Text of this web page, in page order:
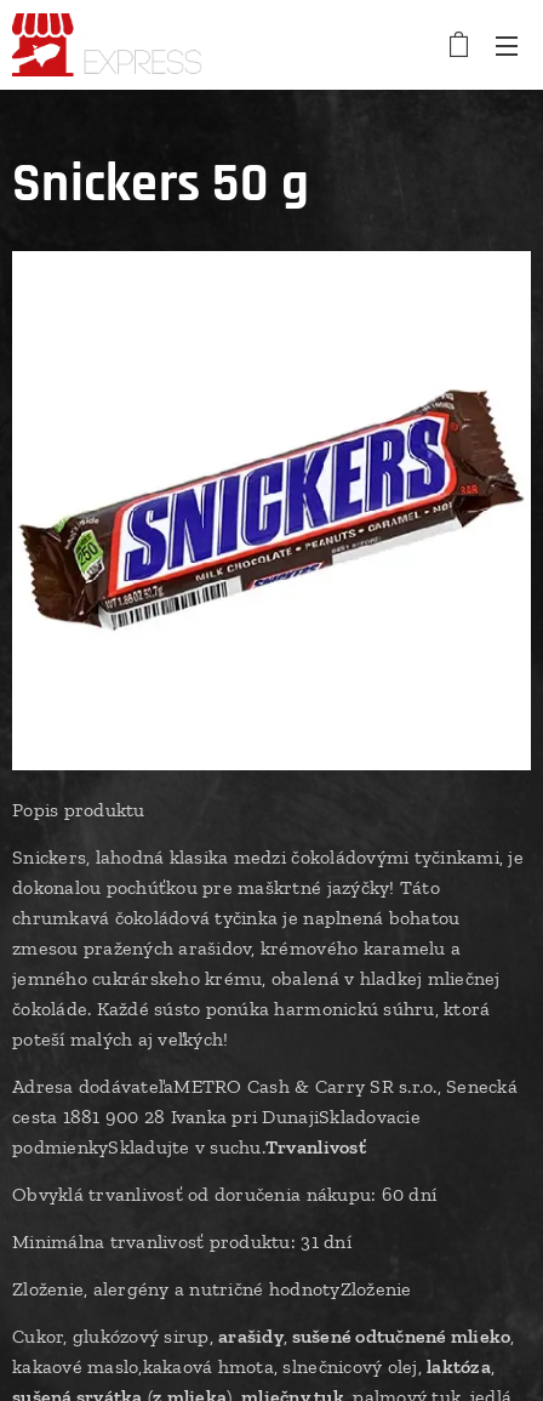
Snickers 50 g
Popis produktu
Snickers, lahodná klasika medzi čokoládovými tyčinkami, je
dokonalou pochúťkou pre maškrtné jazýčky! Táto
chrumkavá čokoládová tyčinka je naplnená bohatou
zmesou pražených arašidov, krémového karamelu a
jemného cukrárskeho krému, obalená v hladkej mliečnej
čokoláde. Každé sústo ponúka harmonickú súhru, ktorá
poteší malých aj veľkých!
Adresa dodávateľaMETRO Cash & Carry SR s.r.o., Senecká
cesta 1881 900 28 Ivanka pri DunajiSkladovacie
podmienkySkladujte v suchu.Trvanlivosť
Obvyklá trvanlivosť od doručenia nákupu: 60 dní
Minimálna trvanlivosť produktu: 31 dní
Zloženie, alergény a nutričné hodnotyZloženie
Cukor, glukózový sirup,arašidy, sušené odtučnené mlieko,
kakaové maslo,kakaová hmota, slnečnicový olej,laktóza,